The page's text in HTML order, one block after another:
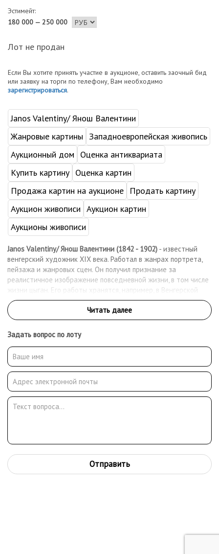
Эстимейт:
180 000 — 250 000
Лот не продан
Если Вы хотите принять участие в аукционе, оставить заочный бид
или заявку на торги по телефону, Вам необходимо
зарегистрироваться.
Janos Valentiny/ Янош Валентини
Жанровые картины
Западноевропейская живопись
Аукционный дом
Оценка антиквариата
Купить картину Оценка картин
Продажа картин на аукционе
Продать картину
Аукцион живописи Аукцион картин
Аукционы живописи
Janos Valentiny/ Янош Валентини (1842 - 1902) - известный
венгерский художник XIX века. Работал в жанрах портрета,
пейзажа и жанровых сцен. Он получил признание за
реалистичное изображение повседневной жизни, в том числе
жизни цыган. Его работы хранятся, например, в Венгерской
национальной галерее в Будапеште и других музейных
собраниях
Задать вопрос по лоту
Отправить